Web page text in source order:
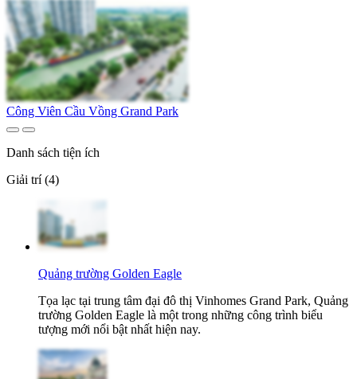
Công Viên Cầu Vồng Grand Park
Danh sách tiện ích
Giải trí (4)
Quảng trường Golden Eagle
Tọa lạc tại trung tâm đại đô thị Vinhomes Grand Park, Quảng
trường Golden Eagle là một trong những công trình biểu
tượng mới nổi bật nhất hiện nay.